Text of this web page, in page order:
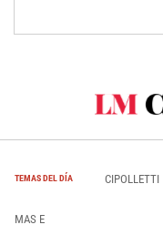
TEMAS DEL DÍA CIPOLLETTI
MAS E